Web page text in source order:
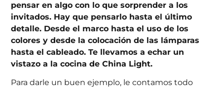
pensar en algo con lo que sorprender a los
invitados. Hay que pensarlo hasta el último
detalle. Desde el marco hasta el uso de los
colores y desde la colocación de las lámparas
hasta el cableado. Te llevamos a echar un
vistazo a la cocina de China Light.
Para darle un buen ejemplo, le contamos todo